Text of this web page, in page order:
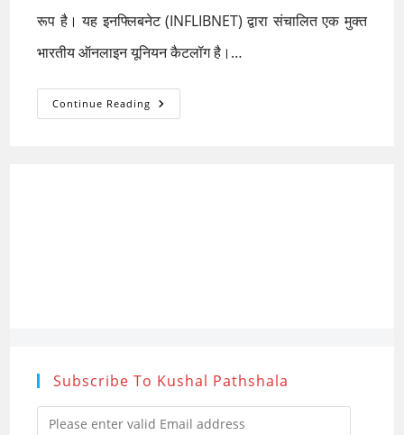
रूप है। यह इनफ्लिबनेट (INFLIBNET) द्वारा संचालित एक मुक्त
भारतीय ऑनलाइन यूनियन कैटलॉग है।…
Continue Reading इंडकैट:
ऑनलाइन
Subscribe To Kushal Pathshala
Please